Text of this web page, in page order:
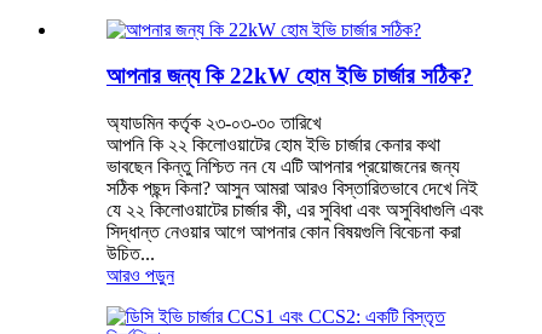
আপনার জন্য কি 22kW হোম ইভি চার্জার সঠিক?
অ্যাডমিন কর্তৃক ২৩-০৩-৩০ তারিখে
আপনি কি ২২ কিলোওয়াটের হোম ইভি চার্জার কেনার কথা
ভাবছেন কিন্তু নিশ্চিত নন যে এটি আপনার প্রয়োজনের জন্য
সঠিক পছন্দ কিনা? আসুন আমরা আরও বিস্তারিতভাবে দেখে নিই
যে ২২ কিলোওয়াটের চার্জার কী, এর সুবিধা এবং অসুবিধাগুলি এবং
সিদ্ধান্ত নেওয়ার আগে আপনার কোন বিষয়গুলি বিবেচনা করা
উচিত...
আরও পড়ুন